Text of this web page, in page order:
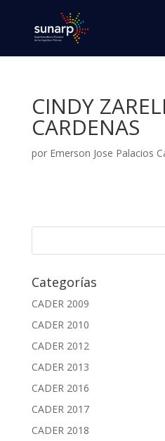
CINDY
CARDENAS
por Emerson Jose Palacios
Categorías
CADER 2009
CADER 2010
CADER 2012
CADER 2013
CADER 2016
CADER 2017
CADER 2018